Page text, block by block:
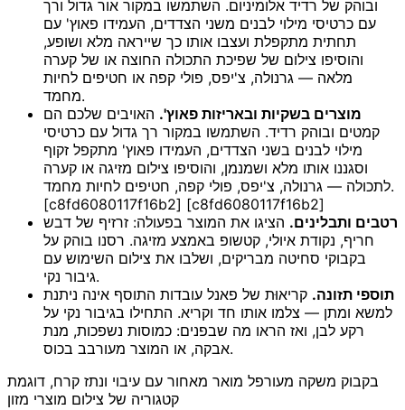
ובוהק של רדיד אלומיניום. השתמשו במקור אור גדול ורך
עם כרטיסי מילוי לבנים משני הצדדים, העמידו פאוץ' עם
תחתית מתקפלת ועצבו אותו כך שייראה מלא ושופע,
והוסיפו צילום של שפיכת התכולה החוצה או של קערה
מלאה — גרנולה, צ'יפס, פולי קפה או חטיפים לחיות
מחמד.
מוצרים בשקיות ובאריזות פאוץ'. האויבים שלכם הם
קמטים ובוהק רדיד. השתמשו במקור רך גדול עם כרטיסי
מילוי לבנים בשני הצדדים, העמידו פאוץ' מתקפל זקוף
וסגננו אותו מלא ושמנמן, והוסיפו צילום מזיגה או קערה
לתכולה — גרנולה, צ'יפס, פולי קפה, חטיפים לחיות מחמד.
[c8fd6080117f16b2] [c8fd6080117f16b2]
רטבים ותבלינים. הציגו את המוצר בפעולה: זרזיף של דבש
חריף, נקודת איולי, קטשופ באמצע מזיגה. רסנו בוהק על
בקבוקי סחיטה מבריקים, ושלבו את צילום השימוש עם
גיבור נקי.
תוספי תזונה. קריאוּת של פאנל עובדות התוסף אינה ניתנת
למשא ומתן — צלמו אותו חד וקריא. התחילו בגיבור נקי על
רקע לבן, ואז הראו מה שבפנים: כמוסות נשפכות, מנת
אבקה, או המוצר מעורבב בכוס.
בקבוק משקה מעורפל מואר מאחור עם עיבוי ונתז קרח, דוגמת
קטגוריה של צילום מוצרי מזון